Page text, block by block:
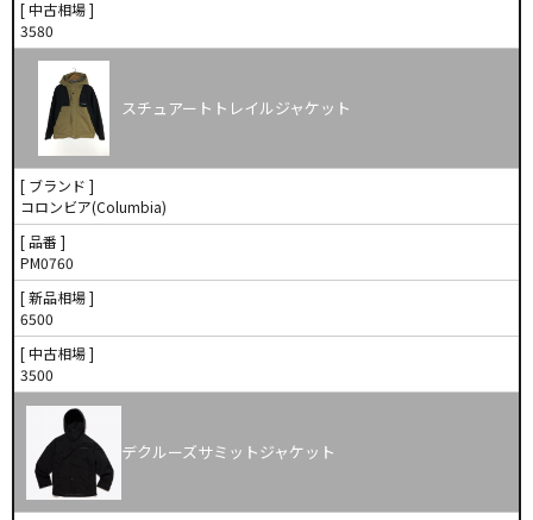
[ 中古相場 ]
3580
スチュアートトレイルジャケット
[ ブランド ]
コロンビア(Columbia)
[ 品番 ]
PM0760
[ 新品相場 ]
6500
[ 中古相場 ]
3500
デクルーズサミットジャケット